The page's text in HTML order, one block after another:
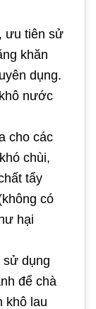
ưu tiên sử
khăn
dụng.
nước
cho các
chùi,
tẩy
có
hại
sử dụng
để chà
khô lau